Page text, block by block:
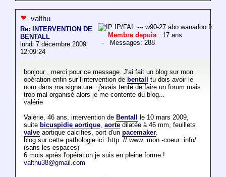
valthu
Re: INTERVENTION DE
BENTALL
lundi 7 décembre 2009
12:09:24
IP/FAI: ---.w90-27.abo.wanadoo.fr
Membre depuis : 17 ans
- Messages: 288
bonjour , merci pour ce message. J'ai fait un blog sur mon
opération enfin sur l'intervention de bentall
tu dois avoir le
nom dans ma signature...j'avais tenté de faire un forum mais
trop mal organisé alors je me contente du blog...
valérie
Valérie, 46 ans, intervention de Bentall
le 10 mars 2009,
suite bicuspidie aortique, aortedilatée à 46 mm, feuillets
valveaortique calcifiés, port d'un pacemaker.
blog sur cette pathologie ici :http :// www .mon -coeur .info/
(sans les espaces)
6 mois après l'opération je suis en pleine forme !
valthu38@gmail.com